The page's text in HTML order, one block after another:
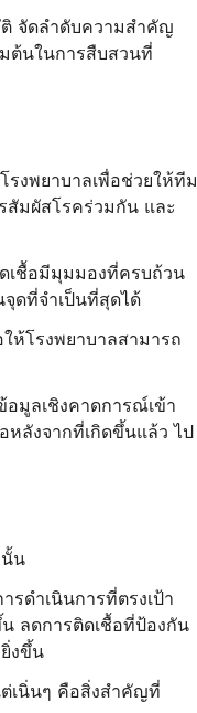
ติ จัดลำดับความสำคัญ
ต้นในการสืบสวนที่
งพยาบาลเพื่อช่วยให้ทีม
สัมผัสโรคร่วมกัน และ
เชื้อมีมุมมองที่ครบถ้วน
ดที่จำเป็นที่สุดได้
ห้โรงพยาบาลสามารถ
อมูลเชิงคาดการณ์เข้า
หลังจากที่เกิดขึ้นแล้ว ไป
นั้น
รดำเนินการที่ตรงเป้า
ลดการติดเชื้อที่ป้องกัน
งขึ้น
ต่เนิ่นๆ คือสิ่งสำคัญที่